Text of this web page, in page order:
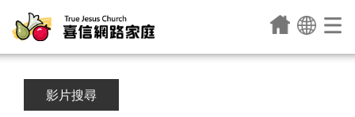
影片搜尋